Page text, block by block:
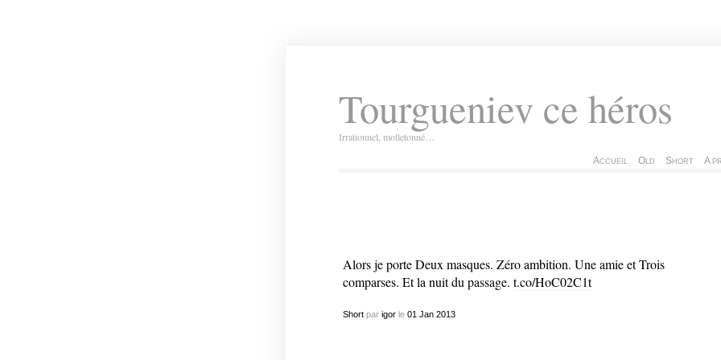
Tourgueniev ce héros
Irrationnel, molletonné…
Accueil Old Short A
Alors je porte Deux masques. Zéro ambition. Une amie et Trois
comparses. Et la nuit du passage. t.co/HoC02C1t
Shortpar igorle 01 Jan 2013